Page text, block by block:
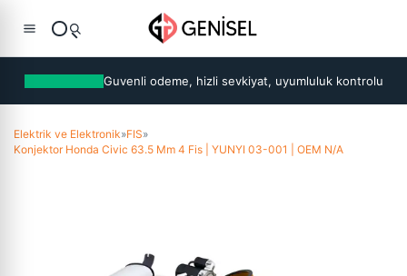
Guvenli odeme, hizli sevkiyat, uyumluluk kontrolu
Elektrik ve Elektronik»FIS»
Konjektor Honda Civic 63.5 Mm 4 Fis | YUNYI 03-001 | OEM N/A